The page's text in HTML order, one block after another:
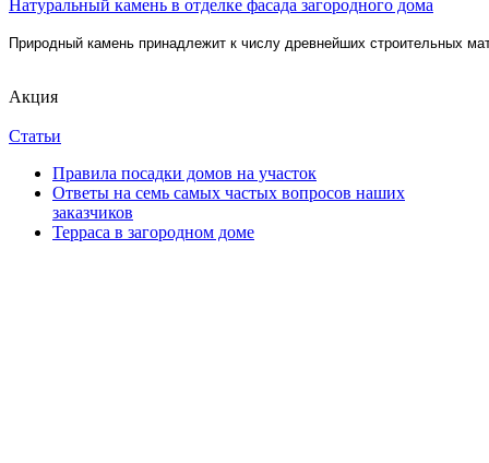
Натуральный камень в отделке фасада загородного дома
Природный камень принадлежит к числу древнейших строительных
Акция
Статьи
Правила посадки домов на участок
Ответы на семь самых частых вопросов наших
заказчиков
Терраса в загородном доме